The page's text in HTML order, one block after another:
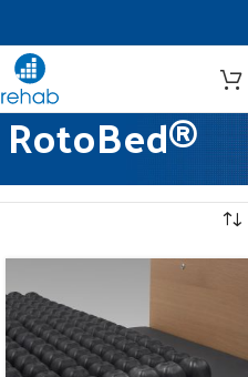
Viser alle 11 resultater